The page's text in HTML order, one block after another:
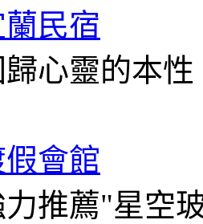
民宿
心靈的本
會館
推薦"星空